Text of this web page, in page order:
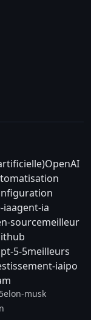
OpenAI
iaagent-ia
sourcemeilleur
5-5meilleurs
iaipo
elon-musk